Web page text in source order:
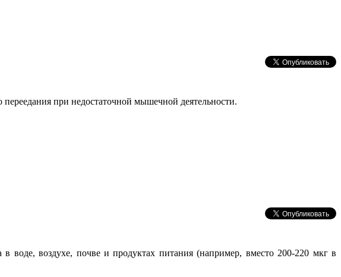
при недостаточной мышечной деятельности.
воде, воздухе, почве и продуктах питания (например, вместо 200-220 мкг в